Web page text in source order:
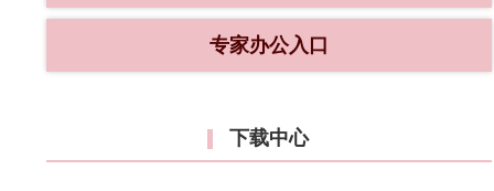
专家办公入口
下载中心